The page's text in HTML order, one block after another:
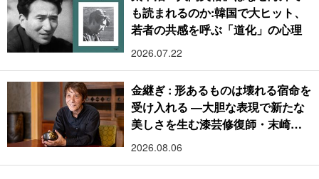
も読まれるのか:韓国で大ヒット、
若者の共感を呼ぶ「道化」の心理
2026.07.22
金継ぎ : 形あるものは壊れる宿命を
受け入れる ―大胆な表現で新たな
美しさを生む漆芸修復師・末崎広
樹
2026.08.06